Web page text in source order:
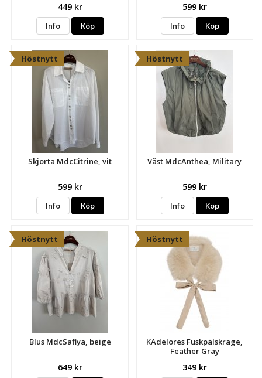
449 kr
Info Köp
599 kr
Info Köp
Höstnytt
Skjorta MdcCitrine, vit
599 kr
Info Köp
Höstnytt
Väst MdcAnthea, Military
599 kr
Info Köp
Höstnytt
Blus MdcSafiya, beige
649 kr
Höstnytt
KAdelores Fuskpälskrage,
Feather Gray
349 kr